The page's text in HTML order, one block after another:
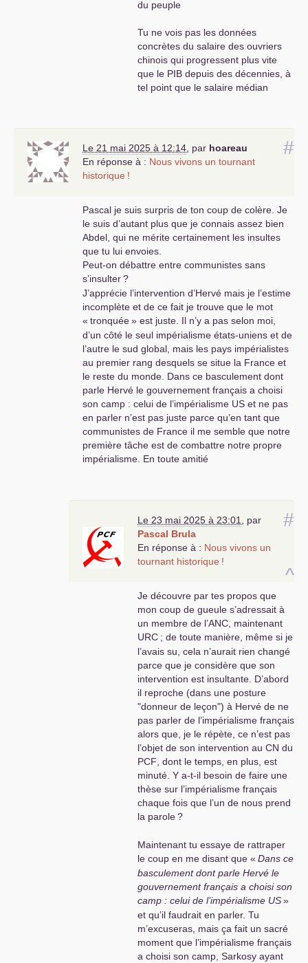
du peuple
Tu ne vois pas les données
concrètes du salaire des ouvriers
chinois qui progressent plus vite
que le PIB depuis des décennies, à
tel point que le salaire médian
chinois sera au niveau du français
dans moins de 20 ans... Drole de
massivement des infrastructures
publiques... Drôle d’état capitaliste
qui prend le parti des ouvriers dans
une longue grève comme en 2009
dans l’automobile en Chine au
multinationales occidentales...
Non, tu te trompes complètement
dans ta lecture du monde au
moment même ou ce monde
bascule et crée la fureur de
l’impérialisme qui se réorganise et
choisit presque partout le
fascisme...
#
Le 21 mai 2025 à 12:14, par hoareau
En réponse à : Nous vivons un tournant
historique !
Pascal je suis surpris de ton coup de colère. Je
le suis d’autant plus que je connais assez bien
Abdel, qui ne mérite certainement les insultes
que tu lui envoies.
Peut-on débattre entre communistes sans
s’insulter?
J’apprécie l’intervention d’Hervé mais je l’estime
incomplète et de ce fait je trouve que le mot
« tronquée» est juste. Il n’y a pas selon moi,
d’un côté le seul impérialisme états-uniens et de
l’autre le sud global, mais les pays impérialistes
au premier rang desquels se situe la France et
le reste du monde. Dans ce basculement dont
parle Hervé le gouvernement français a choisi
son camp : celui de l’impérialisme US et ne pas
en parler n’est pas juste parce qu’en tant que
communistes de France il me semble que notre
première tâche est de combattre notre propre
impérialisme. En toute amitié
#
^
Le 23 mai 2025 à 23:01, par
Pascal Brula
En réponse à : Nous vivons un
tournant historique !
Je découvre par tes propos que
mon coup de gueule s’adressait à
un membre de l’ANC, maintenant
URC ; de toute manière, même si je
l’avais su, cela n’aurait rien changé
parce que je considère que son
intervention est insultante. D’abord
il reproche (dans une posture
"donneur de leçon") à Hervé de ne
pas parler de l’impérialisme français
alors que, je le répète, ce n’est pas
l’objet de son intervention au CN du
PCF, dont le temps, en plus, est
minuté. Y a-t-il besoin de faire une
thèse sur l’impérialisme français
chaque fois que l’un de nous prend
la parole?
Maintenant tu essaye de rattraper
le coup en me disant que « Dans ce
basculement dont parle Hervé le
gouvernement français a choisi son
camp : celui de l’impérialisme US»
et qu’il faudrait en parler. Tu
m’excuseras, mais ça fait un sacré
moment que l’impérialisme français
a choisi son camp, Sarkosy ayant